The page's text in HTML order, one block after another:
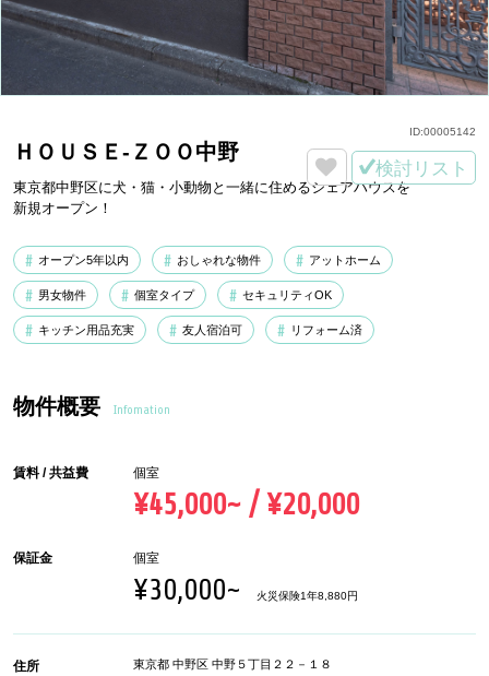
ＨＯＵＳＥ-ＺＯＯ中野
東京都中野区に犬・猫・小動物と一緒に住めるシェアハウスを
新規オープン！
検討リスト
オープン5年以内 おしゃれな物件 アットホーム
男女物件 個室タイプ セキュリティOK
キッチン用品充実 友人宿泊可 リフォーム済
ID:00005142
物件概要 Infomation
賃料 / 共益費 個室
¥45,000~ / ¥20,000
保証金 個室
¥30,000~ 火災保険1年8,880円
住所 東京都 中野区 中野５丁目２２－１８